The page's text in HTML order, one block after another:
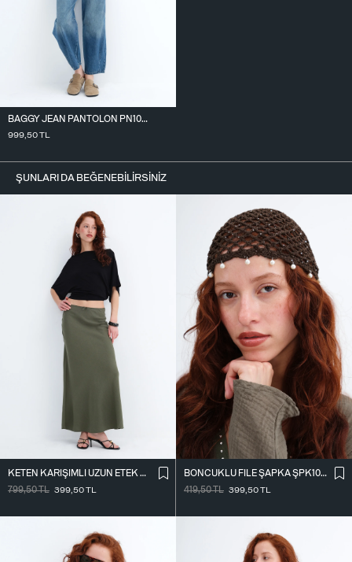
BAGGY JEAN PANTOLON PN10027
999,50TL
ŞUNLARI DA BEĞENEBILIRSINIZ
KETEN KARIŞIMLI UZUN ETEK E18087
799,50TL 399,50TL
BONCUKLU FILE ŞAPKA ŞPK1095
419,50TL 399,50TL